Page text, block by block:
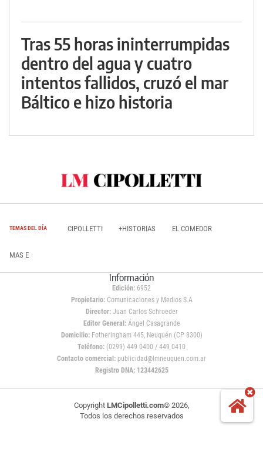
Tras 55 horas ininterrumpidas
dentro del agua y cuatro
intentos fallidos, cruzó el mar
Báltico e hizo historia
TEMAS DEL DÍA CIPOLLETTI +HISTORIAS EL COMEDOR
MAS E
Información
Edición: 6952
Propietario:Comunicaciones y Medios S.A
Director: Juan Carlos Schroeder
Editor General:Ángel Casagrande
Domicilio:Fotheringham 445, Neuquén (CP 8300)
Teléfono: (0299) 449 0400 / 449 0410
Contacto comercial: publicidad@lmneuquen.com.ar
Registro DNA: 123442625
Copyright LMCipolletti.com© 2026,
Todos los derechos reservados